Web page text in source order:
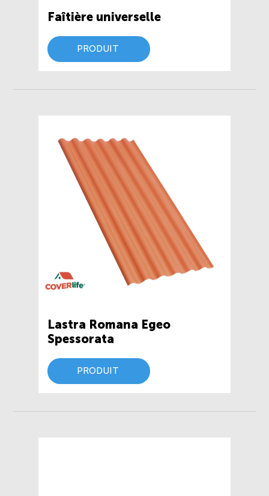
Faîtière universelle
PRODUIT
Lastra Romana Egeo
Spessorata
PRODUIT